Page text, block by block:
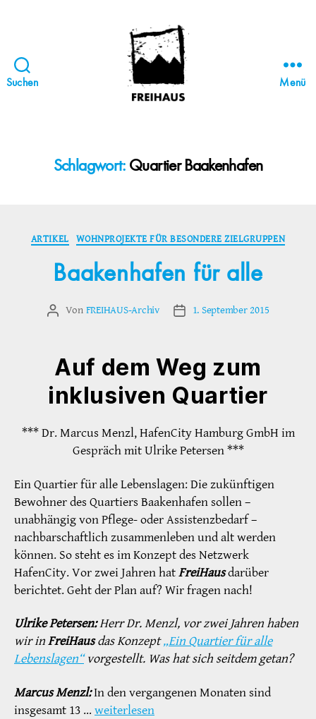
Suchen
STATTBAU
HAMBURG
Menü
Schlagwort: Quartier Baakenhafen
Kategorien
ARTIKEL WOHNPROJEKTE FÜR BESONDERE ZIELGRUPPEN
Baakenhafen für alle
Beitragsautor
Von FREIHAUS-Archiv Veröffentlichungsdatum
1. September 2015
Auf dem Weg zum
inklusiven Quartier
*** Dr. Marcus Menzl, HafenCity Hamburg GmbH im
Gespräch mit Ulrike Petersen ***
Ein Quartier für alle Lebenslagen: Die zukünftigen
Bewohner des Quartiers Baakenhafen sollen –
unabhängig von Pflege- oder Assistenzbedarf –
nachbarschaftlich zusammenleben und alt werden
können. So steht es im Konzept des Netzwerk
HafenCity. Vor zwei Jahren hatFreiHausdarüber
berichtet. Geht der Plan auf? Wir fragen nach!
Ulrike Petersen:Herr Dr. Menzl, vor zwei Jahren haben
wir inFreiHausdas Konzept„Ein Quartier für alle
Lebenslagen“vorgestellt. Was hat sich seitdem getan?
Marcus Menzl:In den vergangenen Monaten sind
insgesamt 13 … weiterlesen